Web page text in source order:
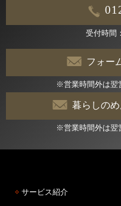
受付時間
フォー
※営業時間外は翌
暮らしの
※営業時間外は翌
サービス紹介